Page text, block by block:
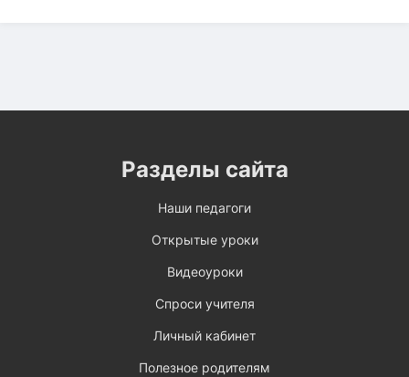
Разделы сайта
Наши педагоги
Открытые уроки
Видеоуроки
Спроси учителя
Личный кабинет
Полезное родителям